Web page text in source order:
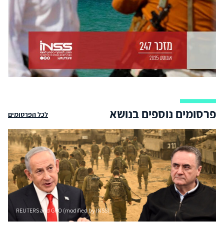
פרסומים נוספים בנושא לכל הפרסומים
REUTERS and GPO (modified by INSS)